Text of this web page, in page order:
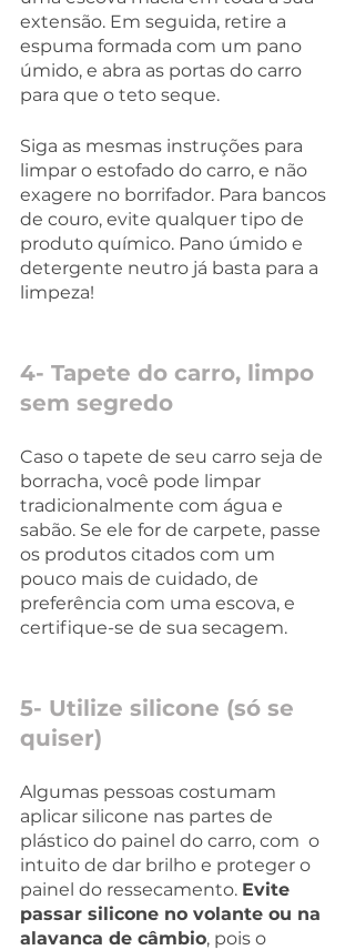
extensão. Em seguida, retire a
espuma formada com um pano
úmido, e abra as portas do carro
para que o teto seque.
Siga as mesmas instruções para
limpar o estofado do carro, e não
exagere no borrifador. Para bancos
de couro, evite qualquer tipo de
produto químico. Pano úmido e
detergente neutro já basta para a
limpeza!
4- Tapete do carro, limpo
sem segredo
Caso o tapete de seu carro seja de
borracha, você pode limpar
tradicionalmente com água e
sabão. Se ele for de carpete, passe
os produtos citados com um
pouco mais de cuidado, de
preferência com uma escova, e
certifique-se de sua secagem.
5- Utilize silicone (só se
quiser)
Algumas pessoas costumam
aplicar silicone nas partes de
plástico do painel do carro, com  o
intuito de dar brilho e proteger o
painel do ressecamento. Evite
passar silicone no volante ou na
alavanca de câmbio, pois o